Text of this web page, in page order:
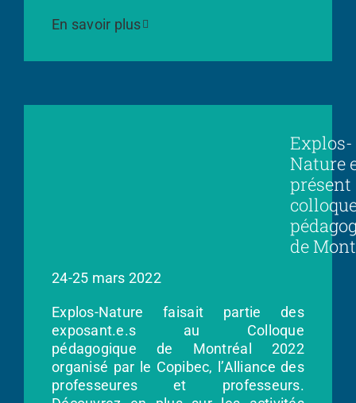
En savoir plus
Explos-
Nature
présent
de
24-25 mars 2022
Explos-Nature faisait partie des
exposant.e.s au Colloque
pédagogique de Montréal 2022
organisé par le Copibec, l’Alliance des
professeures et professeurs.